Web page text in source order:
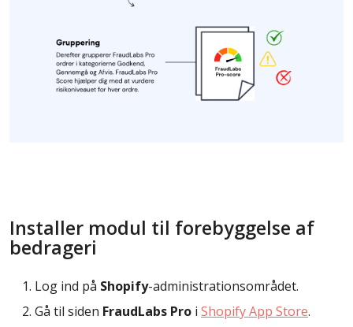
Installer modul til forebyggelse af
bedrageri
Log ind på Shopify-administrationsområdet.
Gå til siden FraudLabs Pro i Shopify App Store.